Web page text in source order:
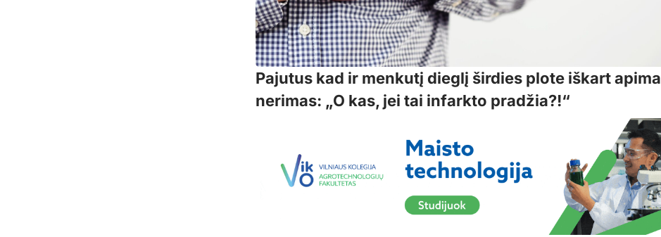
Pajutus kad ir menkutį dieglį širdies plote iškart apima
nerimas: „O kas, jei tai infarkto pradžia?!“